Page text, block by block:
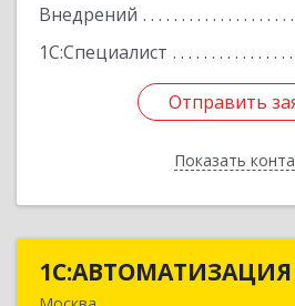
Внедрений
1С:Специалист
Отправить
Показать
Отправить
Назад
1С:АВТОМАТИЗАЦИЯ